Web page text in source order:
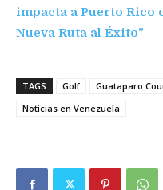
impacta a Puerto Rico
Nueva Ruta al Éxito”
TAGS Golf Guataparo
Noticias en Venezuela